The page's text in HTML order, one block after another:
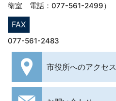
衛室 電話：077-561-2499）
FAX
077-561-2483
市役所へのアクセス